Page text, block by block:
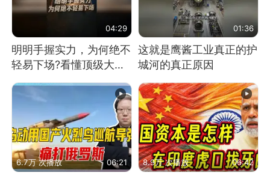
04:29
明明手握实力，为何绝不
轻易下场?看懂顶级大国
01:36
这就是鹰酱工业真正的护
城河的真正原因
6.7万 次播放 06:21 8.9万 次播放 06:42